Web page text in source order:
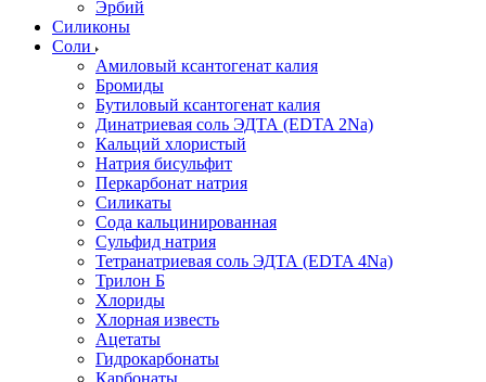
Эрбий
Силиконы
Соли
Амиловый ксантогенат калия
Бромиды
Бутиловый ксантогенат калия
Динатриевая соль ЭДТА (EDTA 2Na)
Кальций хлористый
Натрия бисульфит
Перкарбонат натрия
Силикаты
Сода кальцинированная
Сульфид натрия
Тетранатриевая соль ЭДТА (EDTA 4Na)
Трилон Б
Хлориды
Хлорная известь
Ацетаты
Гидрокарбонаты
Карбонаты